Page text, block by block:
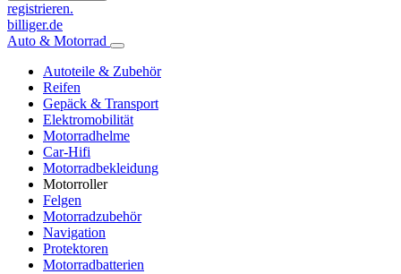
registrieren.
billiger.de
Auto & Motorrad
Autoteile & Zubehör
Reifen
Gepäck & Transport
Elektromobilität
Motorradhelme
Car-Hifi
Motorradbekleidung
Motorroller
Felgen
Motorradzubehör
Navigation
Protektoren
Motorradbatterien